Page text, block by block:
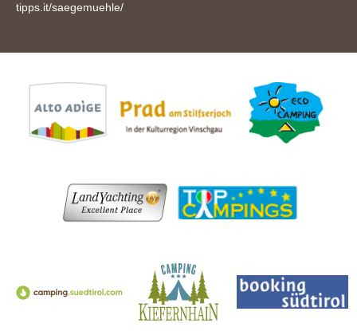
tipps.it/saegemuehle/